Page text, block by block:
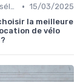
Critères de sélection (autonomie, puissance, poids) • 15/03/2025
la meilleure
de vélo